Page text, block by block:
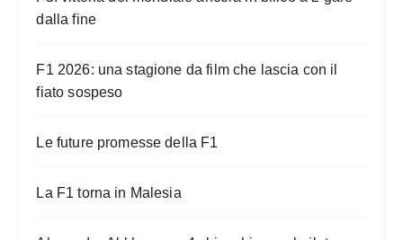
dalla fine
F1 2026: una stagione da film che lascia con il
fiato sospeso
Le future promesse della F1
La F1 torna in Malesia